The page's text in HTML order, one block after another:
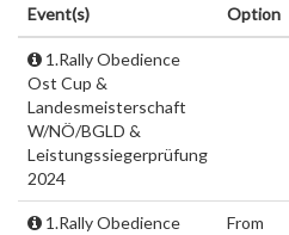
Event(s)
Option
1.Rally Obedience
Ost Cup &
Landesmeisterschaft
W/NÖ/BGLD &
Leistungssiegerprüfung
2024
1.Rally Obedience
From